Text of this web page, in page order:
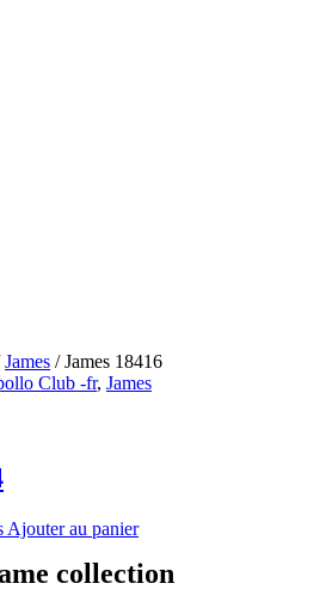
James / James 18416
Club -fr, James
Ajouter au panier
collection